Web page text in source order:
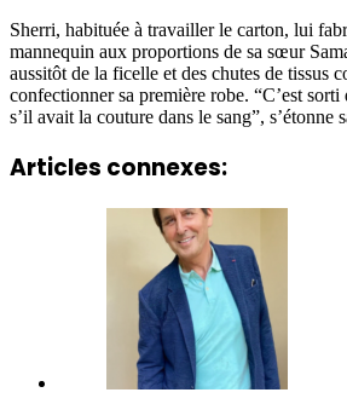
Sherri, habituée à travailler le carton, lui
mannequin aux proportions de sa sœur
aussitôt de la ficelle et des chutes de tissus
confectionner sa première robe. “C’est
s’il avait la couture dans le sang”, s’étonne
Articles connexes: